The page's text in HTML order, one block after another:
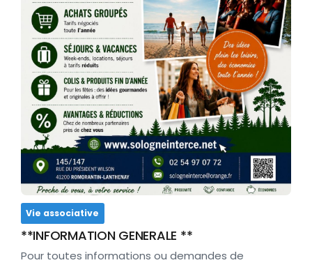
Vie associative
**INFORMATION GENERALE **
Pour toutes informations ou demandes de